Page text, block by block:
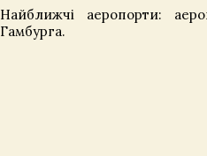
Найближчі аеропорти:
Гамбурга.